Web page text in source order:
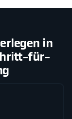
in
für-